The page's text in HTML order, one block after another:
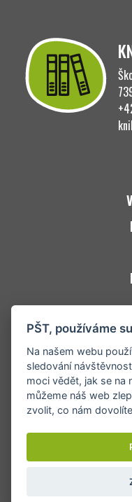
Copyright © 2024
PŠT, používáme
Na našem webu
sledování
moci vědět, jak se na
můžeme náš web
zvolit, co nám